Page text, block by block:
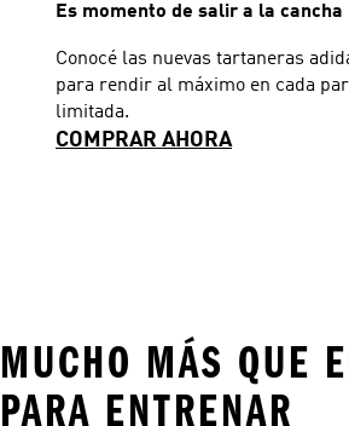
Es momento de salir a la cancha
Conocé las nuevas tartaneras
para rendir al máximo en cada
limitada.
COMPRAR AHORA
MUCHO MÁS QUE
PARA ENTRENAR